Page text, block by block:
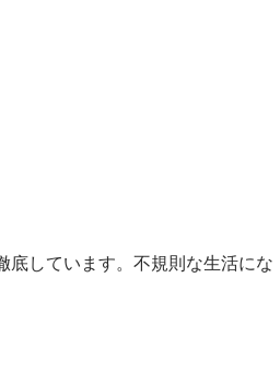
底しています。不規則な生活にな